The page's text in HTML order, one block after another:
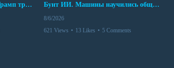
Арсенал США на исходе? Трамп требует объяснений Бунт ИИ. Машины научились общаться
8/6/2026
621 Views • 13 Likes • 5 Comments